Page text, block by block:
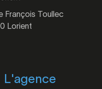
François Toullec
Lorient
L'agence